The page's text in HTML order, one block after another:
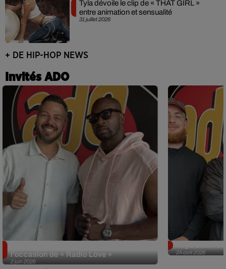
31 juillet 2026
Tyla dévoile le clip de « THAT GIRL »
entre animation et sensualité
+ DE HIP-HOP NEWS
Invités ADO
2 juin 2026
l'occasion de « Radio Love »
24 avril 2026